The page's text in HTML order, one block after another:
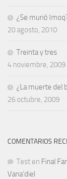
¿Se murió
20 agosto, 2010
Treinta y tres
4 noviembre, 2009
¿La muerte del
26 octubre, 2009
COMENTARIOS
Test en Final
Vana’diel